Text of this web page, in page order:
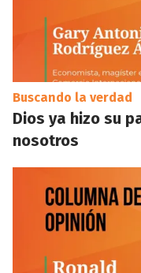
Buscando la verdad
Dios ya hizo su
nosotros